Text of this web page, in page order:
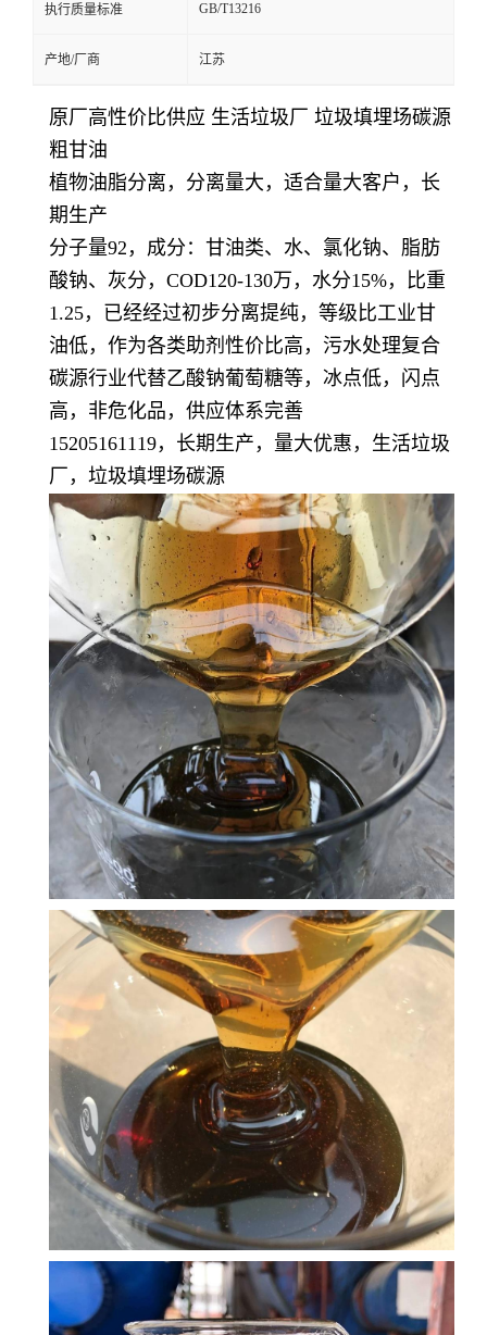
执行质量标准 GB/T13216
产地/厂商 江苏
原厂高性价比供应 生活垃圾厂 垃圾填埋场碳源
粗甘油
植物油脂分离，分离量大，适合量大客户，长
期生产
分子量92，成分：甘油类、水、氯化钠、脂肪
酸钠、灰分，COD120-130万，水分15%，比重
1.25，已经经过初步分离提纯，等级比工业甘
油低，作为各类助剂性价比高，污水处理复合
碳源行业代替乙酸钠葡萄糖等，冰点低，闪点
高，非危化品，供应体系完善
15205161119，长期生产，量大优惠，生活垃圾
厂，垃圾填埋场碳源